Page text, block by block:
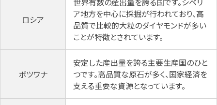
ロシア
ア地方を中心に採掘が行われており、高
品質で比較的大粒のダイヤモンドが多い
ことが特徴とされています。
ボツワナ
安定した産出量を誇る主要生産国のひと
つです。高品質な原石が多く、国家経済を
支える重要な資源となっています。